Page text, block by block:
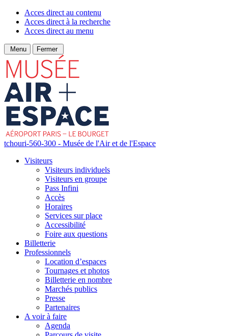
Acces direct au contenu
Acces direct à la recherche
Acces direct au menu
Menu Fermer
tchouri-560-300 - Musée de l'Air et de l'Espace
Visiteurs
Visiteurs individuels
Visiteurs en groupe
Pass Infini
Accès
Horaires
Services sur place
Accessibilité
Foire aux questions
Billetterie
Professionnels
Location d’espaces
Tournages et photos
Billetterie en nombre
Marchés publics
Presse
Partenaires
A voir à faire
Agenda